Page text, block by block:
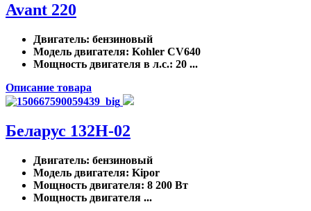
Avant 220
Двигатель: бензиновый
Модель двигателя: Kohler CV640
Мощность двигателя в л.с.: 20 ...
Описание товара
Беларус 132H-02
Двигатель: бензиновый
Модель двигателя: Kipor
Мощность двигателя: 8 200 Вт
Мощность двигателя ...